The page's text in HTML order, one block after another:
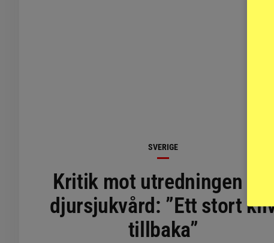
SVERIGE
Kritik mot utredningen om
djursjukvård: ”Ett stort
tillbaka”